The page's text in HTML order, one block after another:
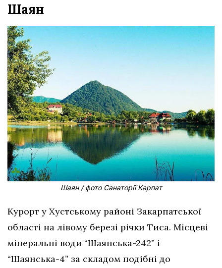
Шаян
Шаян / фото Санаторії Карпат
Курорт у Хустському районі Закарпатської
області на лівому березі річки Тиса. Місцеві
мінеральні води “Шаянська-242” і
“Шаянська-4” за складом подібні до